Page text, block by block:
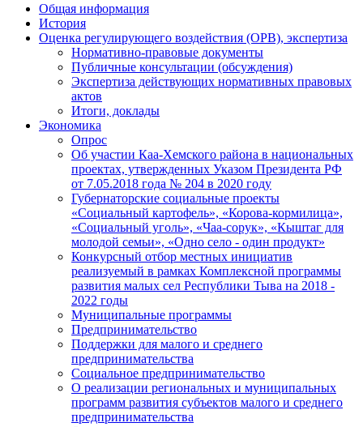
Общая информация
История
Оценка регулирующего воздействия (ОРВ), экспертиза
Нормативно-правовые документы
Публичные консультации (обсуждения)
Экспертиза действующих нормативных правовых
актов
Итоги, доклады
Экономика
Опрос
Об участии Каа-Хемского района в национальных
проектах, утвержденных Указом Президента РФ
от 7.05.2018 года № 204 в 2020 году
Губернаторские социальные проекты
«Социальный картофель», «Корова-кормилица»,
«Социальный уголь», «Чаа-сорук», «Кыштаг для
молодой семьи», «Одно село - один продукт»
Конкурсный отбор местных инициатив
реализуемый в рамках Комплексной программы
развития малых сел Республики Тыва на 2018 -
2022 годы
Муниципальные программы
Предпринимательство
Поддержки для малого и среднего
предпринимательства
Социальное предпринимательство
О реализации региональных и муниципальных
программ развития субъектов малого и среднего
предпринимательства